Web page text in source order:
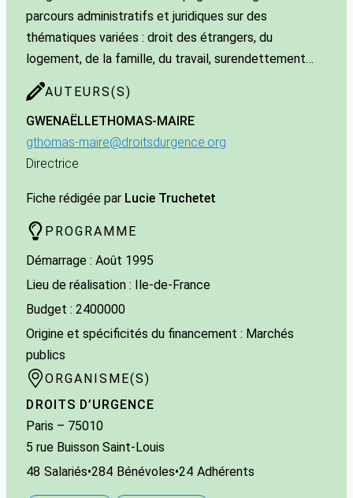
parcours administratifs et juridiques sur des
thématiques variées : droit des étrangers, du
logement, de la famille, du travail, surendettement…
AUTEURS(S)
GWENAËLLETHOMAS-MAIRE
gthomas-maire@droitsdurgence.org
Directrice
Fiche rédigée par Lucie Truchetet
PROGRAMME
Démarrage : Août 1995
Lieu de réalisation : Ile-de-France
Budget : 2400000
Origine et spécificités du financement : Marchés
publics
ORGANISME(S)
DROITS D’URGENCE
Paris – 75010
5 rue Buisson Saint-Louis
48 Salariés•284 Bénévoles•24 Adhérents